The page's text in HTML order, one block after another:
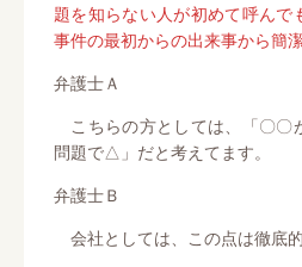
題を知らない人が初めて呼んで
事件の最初からの出来事から簡
弁護士Ａ
こちらの方としては、「〇
問題で△」だと考えてます。
弁護士Ｂ
会社としては、この点は徹底的